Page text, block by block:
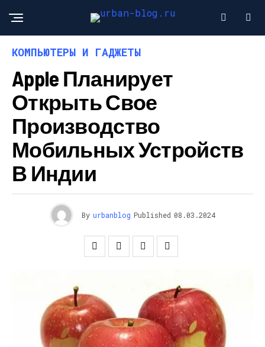
КОМПЬЮТЕРЫ И ГАДЖЕТЫ
Apple Планирует
Открыть Свое
Производство
Мобильных Устройств
В Индии
By urbanblog Published 08.03.2024